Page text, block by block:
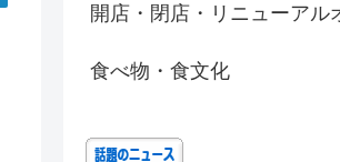
開店・閉店・リニューアル
食べ物・食文化